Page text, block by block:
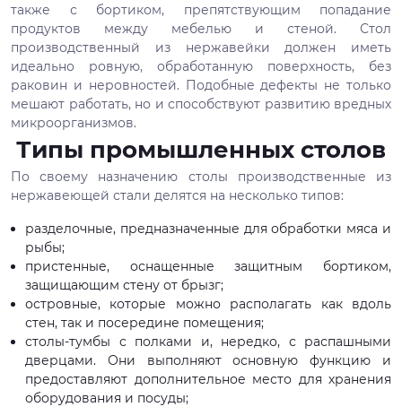
также с бортиком, препятствующим попадание
продуктов между мебелью и стеной. Стол
производственный из нержавейки должен иметь
идеально ровную, обработанную поверхность, без
раковин и неровностей. Подобные дефекты не только
мешают работать, но и способствуют развитию вредных
микроорганизмов.
Типы промышленных столов
По своему назначению столы производственные из
нержавеющей стали делятся на несколько типов:
разделочные, предназначенные для обработки мяса и
рыбы;
пристенные, оснащенные защитным бортиком,
защищающим стену от брызг;
островные, которые можно располагать как вдоль
стен, так и посередине помещения;
столы-тумбы с полками и, нередко, с распашными
дверцами. Они выполняют основную функцию и
предоставляют дополнительное место для хранения
оборудования и посуды;